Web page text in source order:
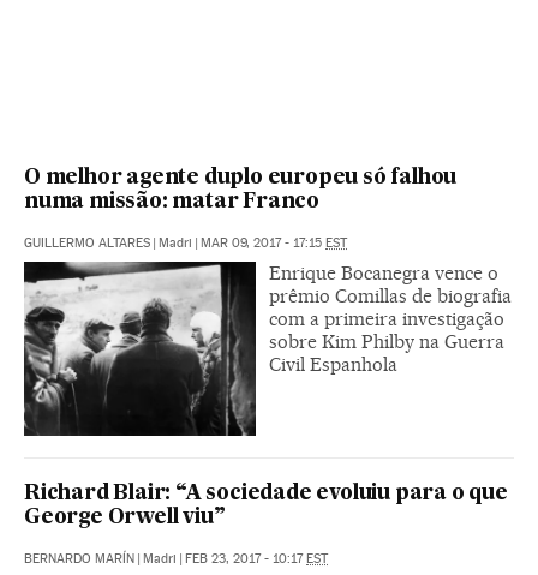
O melhor agente duplo europeu só falhou
numa missão: matar Franco
GUILLERMO ALTARES | Madri | MAR 09, 2017 - 17:15 EST
Enrique Bocanegra vence o
prêmio Comillas de biografia
com a primeira investigação
sobre Kim Philby na Guerra
Civil Espanhola
Richard Blair: “A sociedade evoluiu para o que
George Orwell viu”
BERNARDO MARÍN | Madri | FEB 23, 2017 - 10:17EST